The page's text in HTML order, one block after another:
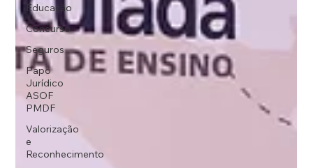
Educação
Concurso
Seguros
Papo
Jurídico
ASOF
PMDF
Valorização
e
Reconhecimento